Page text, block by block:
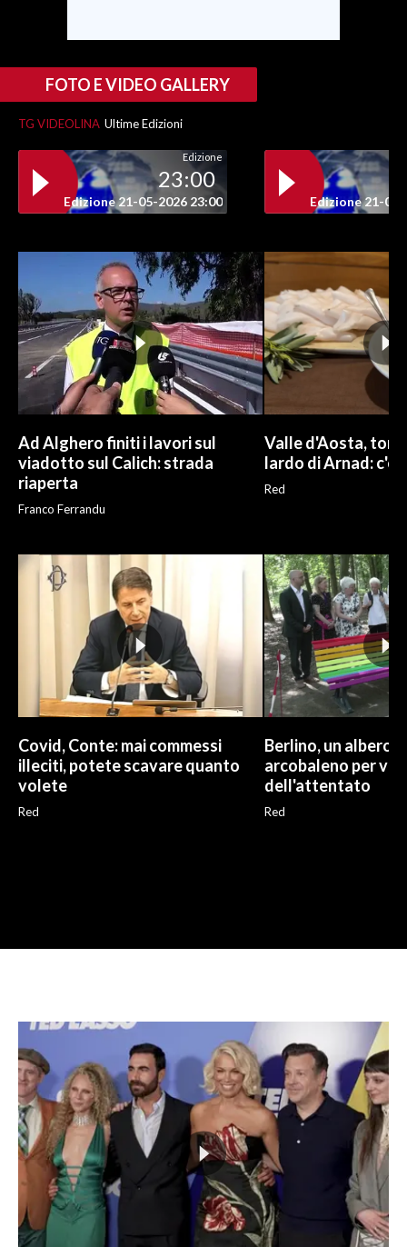
FOTO E VIDEO GALLERY
TG VIDEOLINA Ultime Edizioni
Edizione
23:00
Edizione 21-05-2026 23:00 Edizione 21-05-
Ad Alghero finiti i lavori sul
viadotto sul Calich: strada
riaperta
Franco Ferrandu
Valle d'Aosta,
lardo di Arnad: c'è
Red
Covid, Conte: mai commessi
illeciti, potete scavare quanto
volete
Red
Berlino, un albero
arcobaleno per
dell'attentato
Red